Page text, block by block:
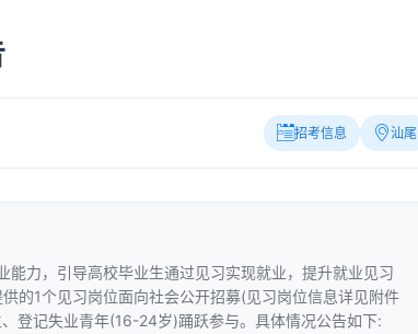
招考信息 汕尾
力，引导高校毕业生通过见习实现就业，提升就业见习
的1个见习岗位面向社会公开招募(见习岗位信息详见附件
登记失业青年(16-24岁)踊跃参与。具体情况公告如下: